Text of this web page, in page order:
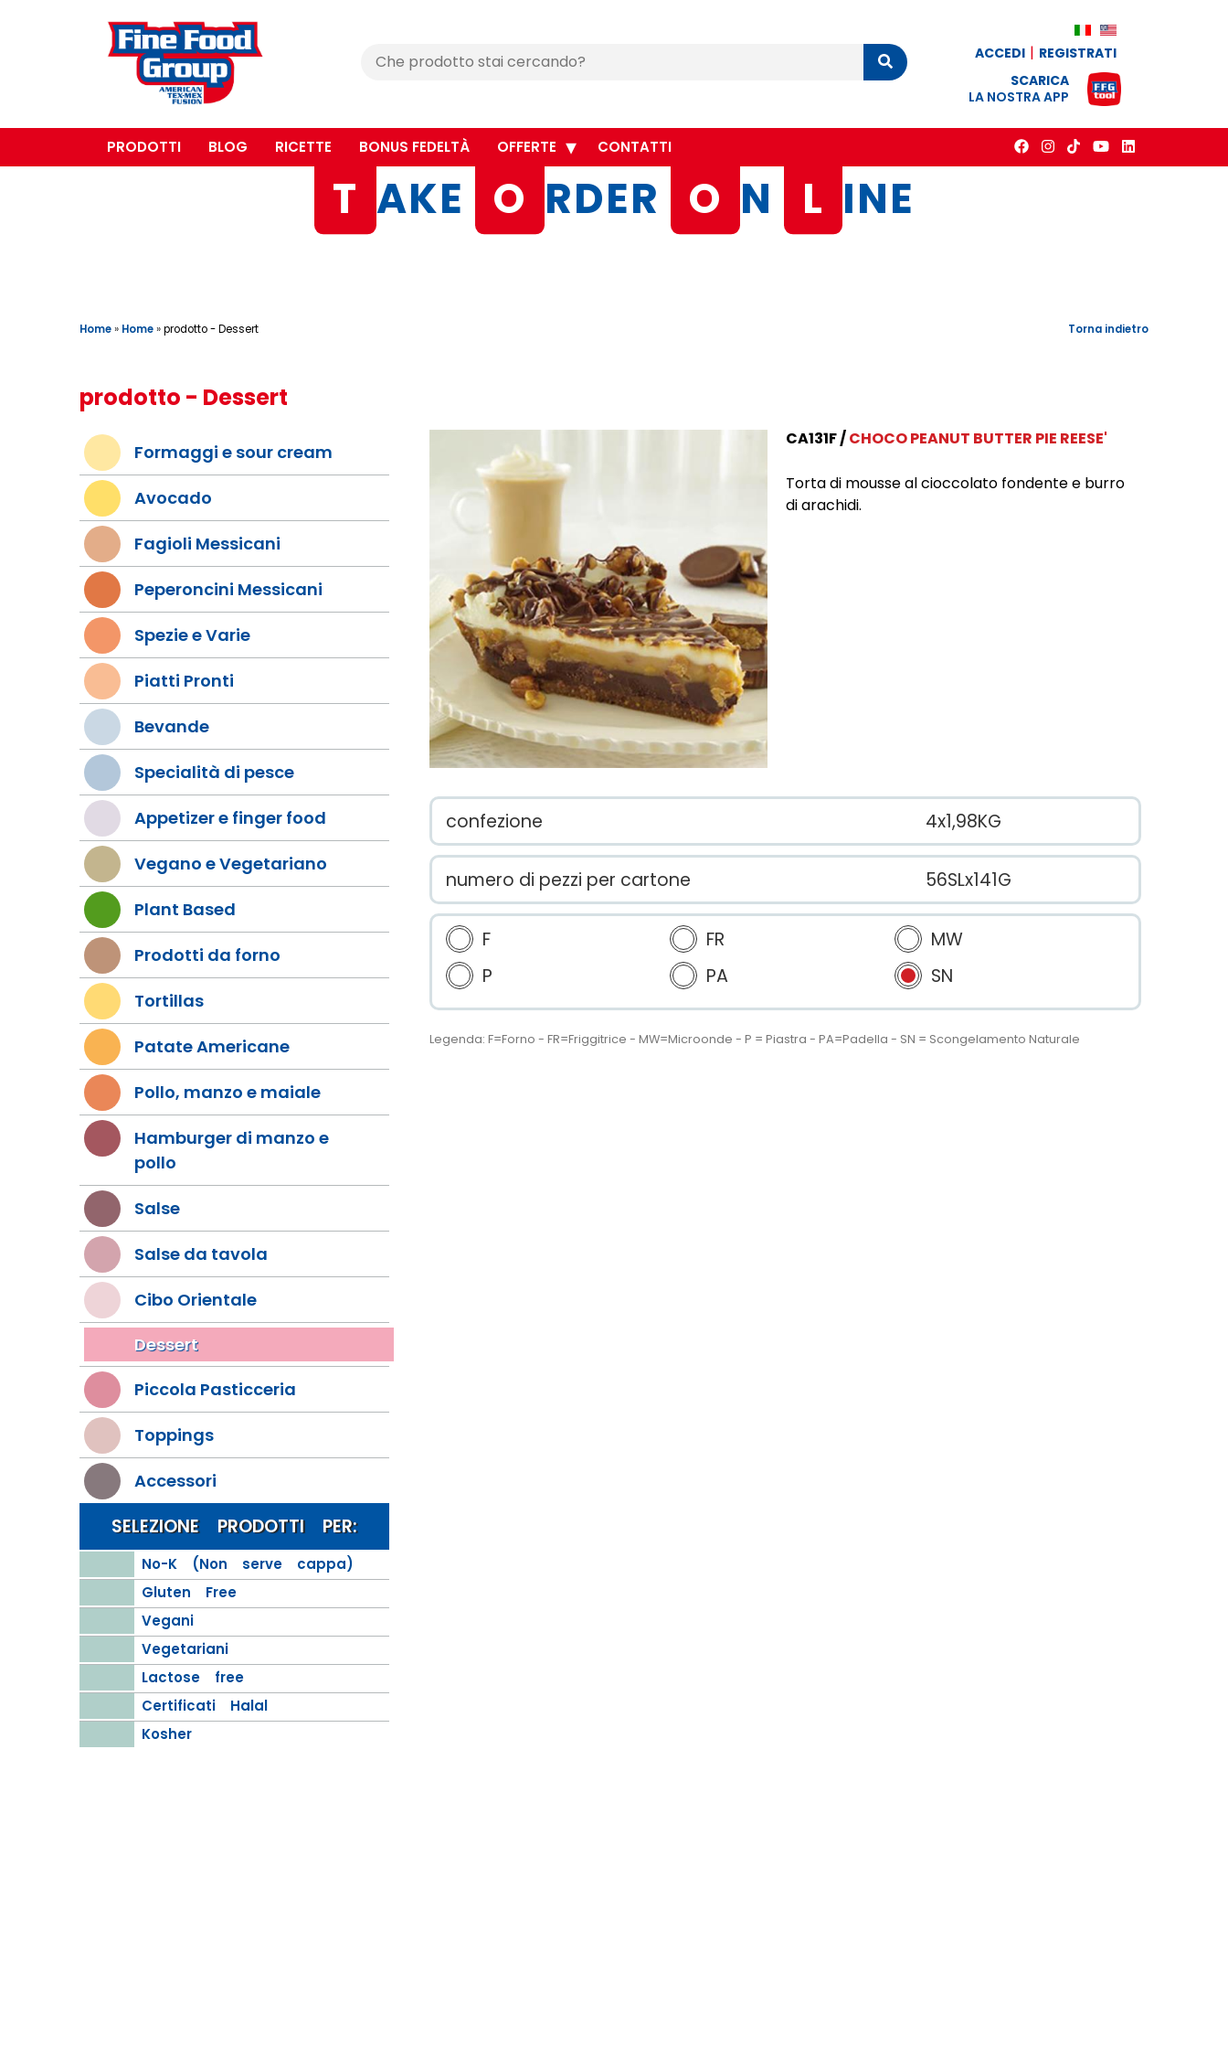
Cerca
Cerca ACCEDI
REGISTRATI
SCARICA
LA NOSTRA APP
PRODOTTI BLOG RICETTE BONUS FEDELTÀ OFFERTE CONTATTI
T AKE O RDER O N L INE
Home» Home»prodotto - Dessert Torna indietro
prodotto - Dessert
Formaggi e sour cream
Avocado
Fagioli Messicani
Peperoncini Messicani
Spezie e Varie
Piatti Pronti
Bevande
Specialità di pesce
Appetizer e finger food
Vegano e Vegetariano
Plant Based
Prodotti da forno
Tortillas
Patate Americane
Pollo, manzo e maiale
Hamburger di manzo e
pollo
Salse
Salse da tavola
Cibo Orientale
Dessert
Piccola Pasticceria
Toppings
Accessori
SELEZIONE PRODOTTI PER:
No-K (Non serve cappa)
Gluten Free
Vegani
Vegetariani
Lactose free
Certificati Halal
Kosher
CA131F CHOCO PEANUT BUTTER PIE REESE'
Torta di mousse al cioccolato fondente e burro
di arachidi.
confezione 4x1,98KG
numero di pezzi per cartone 56SLx141G
F FR
MW
P
PA SN
Legenda: F=Forno - FR=Friggitrice - MW=Microonde - P = Piastra - PA=Padella - SN = Scongelamento Naturale